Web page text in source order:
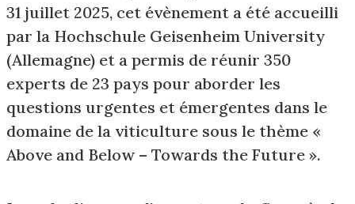
31 juillet 2025, cet évènement a été accueilli
par la Hochschule Geisenheim University
(Allemagne) et a permis de réunir 350
experts de 23 pays pour aborder les
questions urgentes et émergentes dans le
domaine de la viticulture sous le thème «
Above and Below – Towards the Future ».